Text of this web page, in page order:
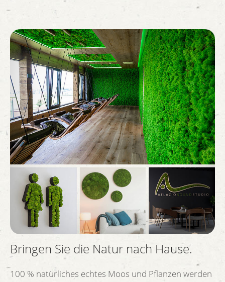
Bringen Sie die Natur nach Hause.
100 % natürliches echtes Moos und Pflanzen werden